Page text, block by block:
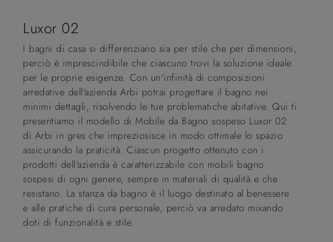
Luxor 02
I bagni di casa si differenziano sia per stile che per dimensioni,
perciò è imprescindibile che ciascuno trovi la soluzione ideale
per le proprie esigenze. Con un'infinità di composizioni
arredative dell'azienda Arbi potrai progettare il bagno nei
minimi dettagli, risolvendo le tue problematiche abitative. Qui ti
presentiamo il modello di Mobile da Bagno sospeso Luxor 02
di Arbi in gres che impreziosisce in modo ottimale lo spazio
assicurando la praticità. Ciascun progetto ottenuto con i
prodotti dell'azienda è caratterizzabile con mobili bagno
sospesi di ogni genere, sempre in materiali di qualità e che
resistano. La stanza da bagno è il luogo destinato al benessere
e alle pratiche di cura personale, perciò va arredato mixando
doti di funzionalità e stile.